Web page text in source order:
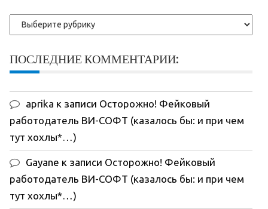
Рубрики
ПОСЛЕДНИЕ КОММЕНТАРИИ:
aprika к записи Осторожно! Фейковый
работодатель ВИ-СОФТ (казалось бы: и при чем
тут хохлы*…)
Gayane к записи Осторожно! Фейковый
работодатель ВИ-СОФТ (казалось бы: и при чем
тут хохлы*…)